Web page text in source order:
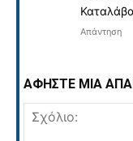
Απάντηση
ΑΦΗΣΤΕ ΜΙΑ